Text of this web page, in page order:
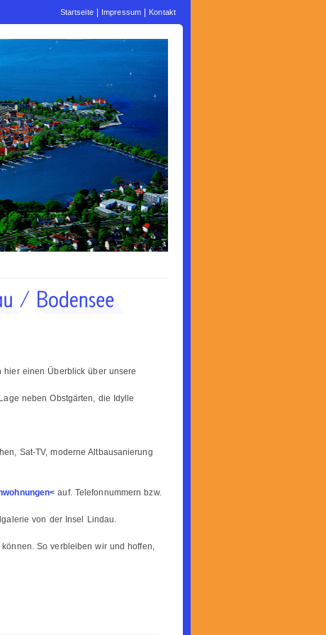
Startseite| Impressum| Kontakt
hier einen Überblick über unsere
neben Obstgärten, die Idylle
Sat-TV, moderne Altbausanierung
auf. Telefonnummern bzw.
von der Insel Lindau.
So verbleiben wir und hoffen,